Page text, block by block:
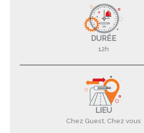
DURÉE
12h
LIEU
Chez Guest, Chez vous